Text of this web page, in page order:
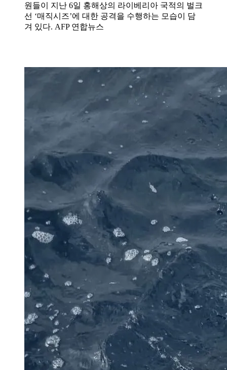
원들이 지난 6일 홍해상의 라이베리아 국적의 벌크
선 ‘매직시즈’에 대한 공격을 수행하는 모습이 담
겨 있다. AFP 연합뉴스